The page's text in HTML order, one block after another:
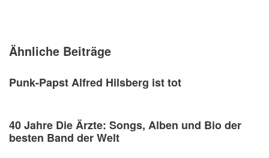
Ähnliche Beiträge
Punk-Papst Alfred Hilsberg ist tot
40 Jahre Die Ärzte: Songs, Alben und Bio der
besten Band der Welt